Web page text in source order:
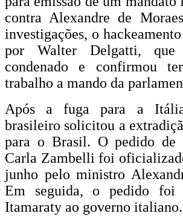
contra Alexandre de
investigações, o
por Walter Delgatti, que
condenado e confirmou
trabalho a mando da
Após a fuga para a
brasileiro solicitou a
para o Brasil. O pedido de
Carla Zambelli foi
junho pelo ministro
Em seguida, o pedido foi
Itamaraty ao governo italiano.